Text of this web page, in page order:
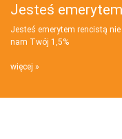
Jesteś
Jesteś emerytem rencistą
nam Twój 1,5%
więcej